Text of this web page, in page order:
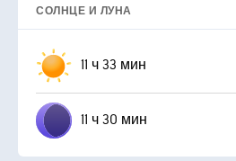
СОЛНЦЕ И ЛУНА
11 ч 33 мин
11 ч 30 мин